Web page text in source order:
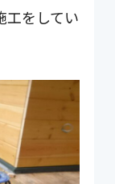
工をしてい